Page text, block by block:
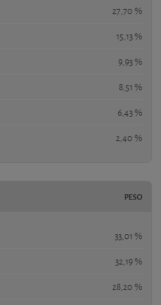
27,70 %
15,13 %
9,93 %
8,51 %
6,43 %
2,40 %
PESO
33,01 %
32,19 %
28,20 %